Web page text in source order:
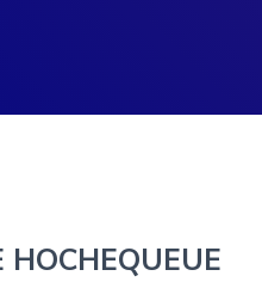
HOCHEQUEUE